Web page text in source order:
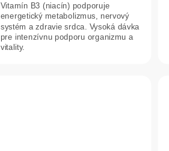
Vitamín B3 (niacín) podporuje
energetický metabolizmus, nervový
systém a zdravie srdca. Vysoká dávka
pre intenzívnu podporu organizmu a
vitality.